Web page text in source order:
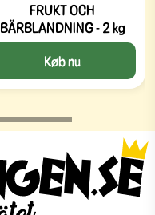
FRUKT OCH
BÄRBLANDNING - 2 kg
Køb nu